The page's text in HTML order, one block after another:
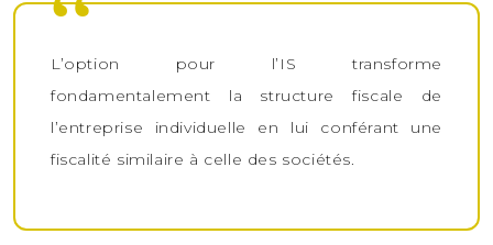
L’option pour l’IS transforme
fondamentalement la structure fiscale de
l’entreprise individuelle en lui conférant une
fiscalité similaire à celle des sociétés.